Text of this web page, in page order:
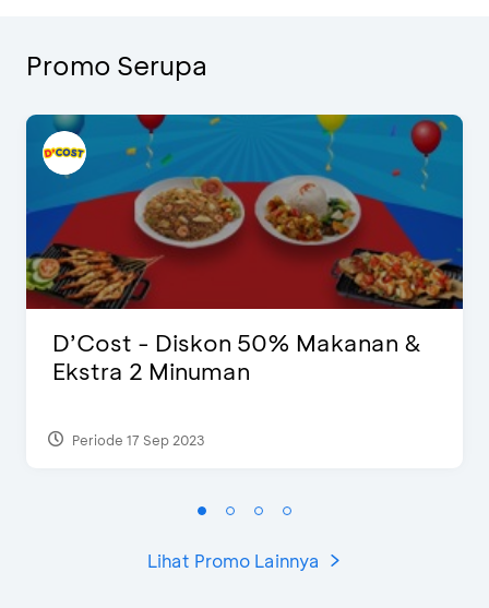
Promo Serupa
D’Cost - Diskon 50% Makanan &
Ekstra 2 Minuman
Periode 17 Sep 2023
Lihat Promo Lainnya